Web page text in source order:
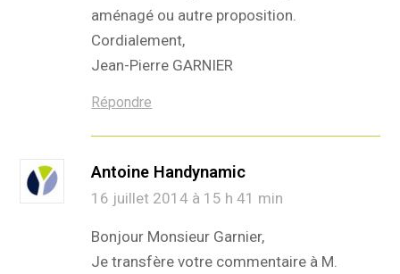
aménagé ou autre proposition.
Cordialement,
Jean-Pierre GARNIER
Répondre
Antoine Handynamic
16 juillet 2014 à 15 h 41 min
Bonjour Monsieur Garnier,
Je transfère votre commentaire à M.